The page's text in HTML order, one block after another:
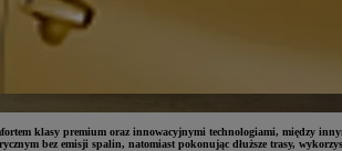
klasy premium oraz innowacyjnymi technologiami, między
bez emisji spalin, natomiast pokonując dłuższe trasy,